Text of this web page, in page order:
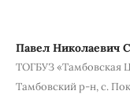
Павел Николаевич
ТОГБУЗ «Тамбовская
Тамбовский р-н, с.